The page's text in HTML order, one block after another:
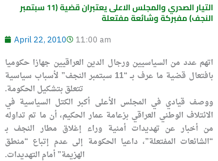
التيار الصدري والمجلس الاعلى يعتبران قضية (11 سبتمبر
النجف) مفبركة وشائعة مفتعلة
April 22, 2010 11:00 am
اتهم عدد من السياسيين ورجال الدين العراقيين جهازا حكوميا
بافتعال قضية ما عرف بــ “11 سبتمبر النجف” لأسباب سياسية
تتعلق بتشكيل الحكومة.
ووصف قيادي في المجلس الأعلى أكبر الكتل السياسية في
الائتلاف الوطني العراقي بزعامة عمار الحكيم، أن ما تم تداوله
من أخبار عن تهديدات أمنية وراء إغلاق مطار النجف بـ
“الشائعات المفتعلة”، داعيا الحكومة إلى عدم إتباع “منطق
الهزيمة” أمام التهديدات.